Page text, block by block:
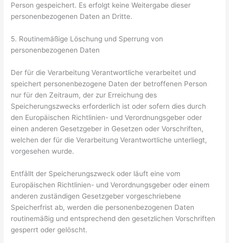
Person gespeichert. Es erfolgt keine Weitergabe dieser
personenbezogenen Daten an Dritte.
5. Routinemäßige Löschung und Sperrung von
personenbezogenen Daten
Der für die Verarbeitung Verantwortliche verarbeitet und
speichert personenbezogene Daten der betroffenen Person
nur für den Zeitraum, der zur Erreichung des
Speicherungszwecks erforderlich ist oder sofern dies durch
den Europäischen Richtlinien- und Verordnungsgeber oder
einen anderen Gesetzgeber in Gesetzen oder Vorschriften,
welchen der für die Verarbeitung Verantwortliche unterliegt,
vorgesehen wurde.
Entfällt der Speicherungszweck oder läuft eine vom
Europäischen Richtlinien- und Verordnungsgeber oder einem
anderen zuständigen Gesetzgeber vorgeschriebene
Speicherfrist ab, werden die personenbezogenen Daten
routinemäßig und entsprechend den gesetzlichen Vorschriften
gesperrt oder gelöscht.